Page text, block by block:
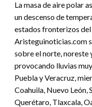
La masa de aire polar
un descenso de
estados fronterizos del
Aristeguinoticias.com
sobre el norte,
provocando lluvias
Puebla y Veracruz,
Coahuila, Nuevo León,
Querétaro, Tlaxcala,